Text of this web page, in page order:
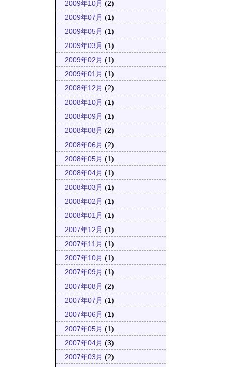
2009年10月 (2)
2009年07月 (1)
2009年05月 (1)
2009年03月 (1)
2009年02月 (1)
2009年01月 (1)
2008年12月 (2)
2008年10月 (1)
2008年09月 (1)
2008年08月 (2)
2008年06月 (2)
2008年05月 (1)
2008年04月 (1)
2008年03月 (1)
2008年02月 (1)
2008年01月 (1)
2007年12月 (1)
2007年11月 (1)
2007年10月 (1)
2007年09月 (1)
2007年08月 (2)
2007年07月 (1)
2007年06月 (1)
2007年05月 (1)
2007年04月 (3)
2007年03月 (2)